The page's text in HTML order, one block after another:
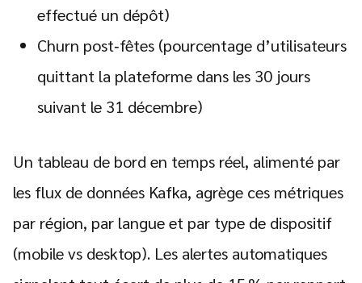
effectué un dépôt)
Churn post‑fêtes (pourcentage d’utilisateurs
quittant la plateforme dans les 30 jours
suivant le 31 décembre)
Un tableau de bord en temps réel, alimenté par
les flux de données Kafka, agrège ces métriques
par région, par langue et par type de dispositif
(mobile vs desktop). Les alertes automatiques